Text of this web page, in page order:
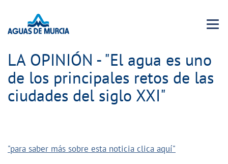
Menu
LA OPINIÓN - "El agua es uno
de los principales retos de las
ciudades del siglo XXI"
"para saber más sobre esta noticia clica aquí"